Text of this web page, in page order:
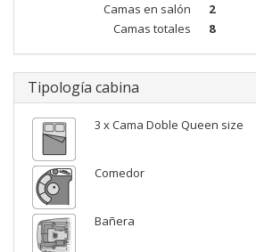
Camas en salón
2
Camas totales
8
Tipología cabina
3 x Cama Doble Queen size
Comedor
Bañera